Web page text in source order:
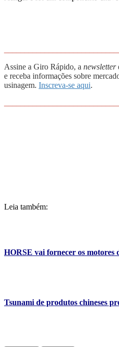
Assine a Giro Rápido, a newsletter
e receba informações sobre
usinagem. Inscreva-se aqui.
Leia também:
HORSE vai fornecer os motores
Tsunami de produtos chineses